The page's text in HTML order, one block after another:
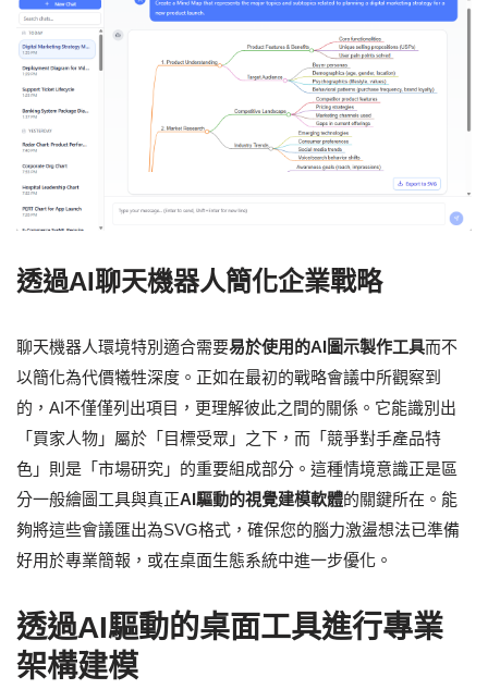
透過AI聊天機器人簡化企業戰略
聊天機器人環境特別適合需要易於使用的AI圖示製作工具而不
以簡化為代價犧牲深度。正如在最初的戰略會議中所觀察到
的，AI不僅僅列出項目，更理解彼此之間的關係。它能識別出
「買家人物」屬於「目標受眾」之下，而「競爭對手產品特
色」則是「市場研究」的重要組成部分。這種情境意識正是區
分一般繪圖工具與真正AI驅動的視覺建模軟體的關鍵所在。能
夠將這些會議匯出為SVG格式，確保您的腦力激盪想法已準備
好用於專業簡報，或在桌面生態系統中進一步優化。
透過AI驅動的桌面工具進行專業
架構建模